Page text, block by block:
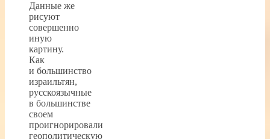
Данные же
рисуют
совершенно
иную
картину.
Как
и большинство
израильтян,
русскоязычные
в большинстве
своем
проигнорировали
геополитическую